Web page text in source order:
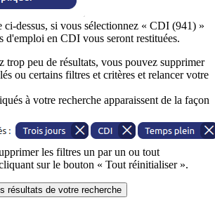
ci-dessus, si vous sélectionnez « CDI (941) »
d'emploi en CDI vous seront restituées.
trop peu de résultats, vous pouvez supprimer
ou certains filtres et critères et relancer votre
à votre recherche apparaissent de la façon
les filtres un par un ou tout
sur le bouton « Tout réinitialiser ».
résultats de votre recherche